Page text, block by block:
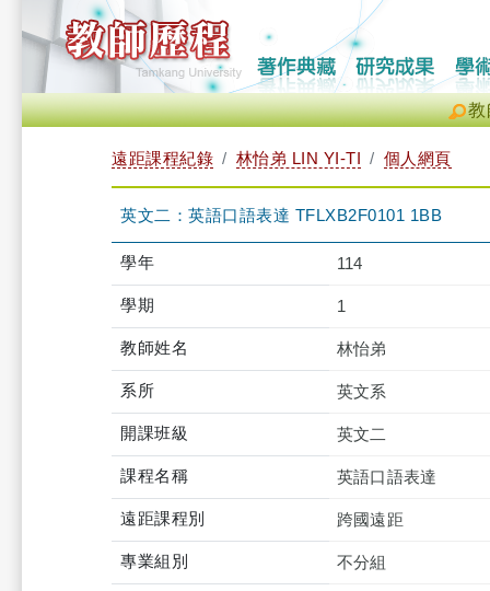
教
遠距課程紀錄 林怡弟 LIN YI-TI 個人網頁
英文二：英語口語表達 TFLXB2F0101 1BB
學年 114
學期 1
教師姓名 林怡弟
系所 英文系
開課班級 英文二
課程名稱 英語口語表達
遠距課程別 跨國遠距
專業組別 不分組